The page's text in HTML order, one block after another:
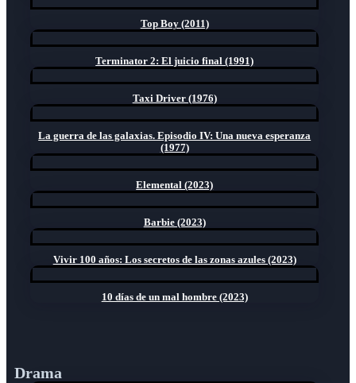
Top Boy (2011)
Terminator 2: El juicio final (1991)
Taxi Driver (1976)
La guerra de las galaxias. Episodio IV: Una nueva esperanza
(1977)
Elemental (2023)
Barbie (2023)
Vivir 100 años: Los secretos de las zonas azules (2023)
10 días de un mal hombre (2023)
Drama